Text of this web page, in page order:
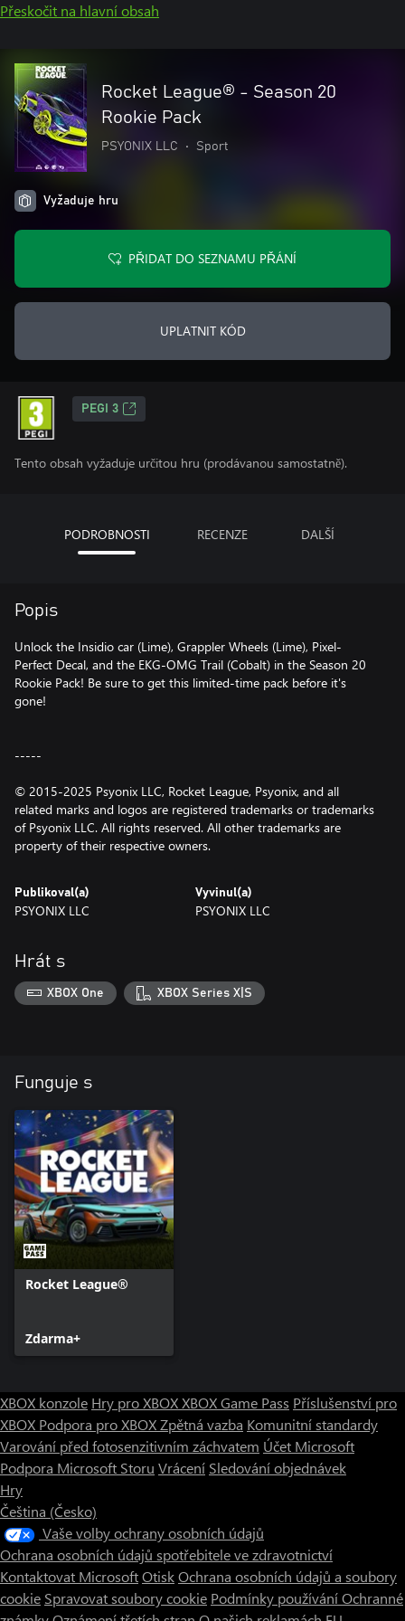
Přeskočit na hlavní obsah
Rocket League® - Season 20
Rookie Pack
PSYONIX LLC • Sport
Vyžaduje hru
PŘIDAT DO SEZNAMU PŘÁNÍ
UPLATNIT KÓD
PEGI 3
Tento obsah vyžaduje určitou hru (prodávanou samostatně).
PODROBNOSTI RECENZE DALŠÍ
Popis
Unlock the Insidio car (Lime), Grappler Wheels (Lime), Pixel-
Perfect Decal, and the EKG-OMG Trail (Cobalt) in the Season 20
Rookie Pack! Be sure to get this limited-time pack before it's
gone!
-----
© 2015-2025 Psyonix LLC, Rocket League, Psyonix, and all
related marks and logos are registered trademarks or trademarks
of Psyonix LLC. All rights reserved. All other trademarks are
property of their respective owners.
Publikoval(a)
PSYONIX LLC
Vyvinul(a)
PSYONIX LLC
Hrát s
XBOX One XBOX Series X|S
Funguje s
Rocket League®
Zdarma+
XBOX konzole Hry pro XBOXXBOX Game Pass Příslušenství pro
XBOX Podpora pro XBOXZpětná vazba Komunitní standardy
Varování před fotosenzitivním záchvatem Účet Microsoft
Podpora Microsoft Storu Vrácení Sledování objednávek
Hry
Čeština (Česko)
Vaše volby ochrany osobních údajů
Ochrana osobních údajů spotřebitele ve zdravotnictví
Kontaktovat MicrosoftOtiskOchrana osobních údajů a soubory
cookie Spravovat soubory cookie Podmínky používáníOchranné